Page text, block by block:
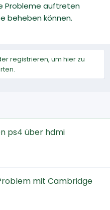
Probleme auftreten
beheben können.
registrieren, um hier zu
ps4 über hdmi
mit Cambridge